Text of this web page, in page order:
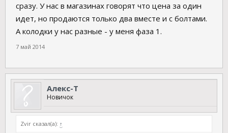
сразу. У нас в магазинах говорят что цена за один
идет, но продаются только два вместе и с болтами.
А колодки у нас разные - у меня фаза 1.
7 май 2014
Алекс-Т
Новичок
Zvir сказал(а): ↑